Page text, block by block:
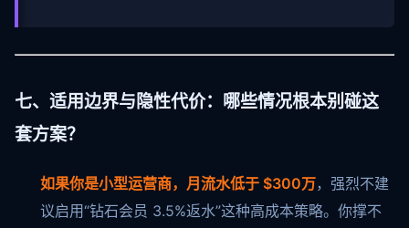
七、适用边界与隐性代价：哪些情况根本别碰这
套方案？
如果你是小型运营商，月流水低于 $300万，强烈不建
议启用“钻石会员 3.5%返水”这种高成本策略。你撑不